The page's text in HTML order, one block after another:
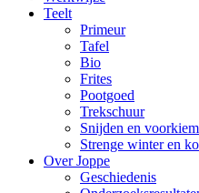
Teelt
Primeur
Tafel
Bio
Frites
Pootgoed
Trekschuur
Snijden en
Strenge winter en
Over Joppe
Geschiedenis